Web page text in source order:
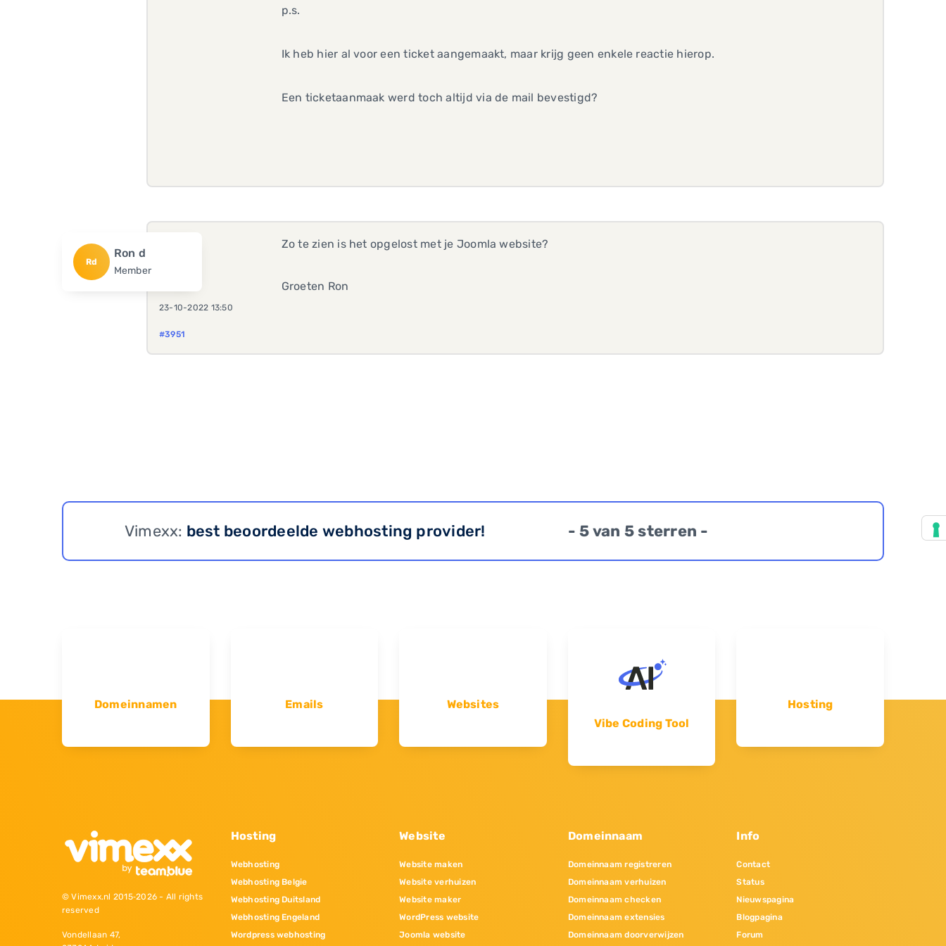
p.s.
Ik heb hier al voor een ticket aangemaakt, maar krijg geen enkele reactie hierop.
Een ticketaanmaak werd toch altijd via de mail bevestigd?
Rd
Ron d
Member
23-10-2022 13:50
#3951
Zo te zien is het opgelost met je Joomla website?
Groeten Ron
Vimexx: best beoordeelde webhosting provider! - 5 van 5 sterren -
Domeinnamen Emails
Websites
Vibe Coding Tool
Hosting
© Vimexx.nl 2015‐2026 - All rights
reserved
Vondellaan 47,
Hosting
Webhosting
Webhosting Belgie
Webhosting Duitsland
Webhosting Engeland
Wordpress webhosting
Website
Website maken
Website verhuizen
Website maker
WordPress website
Joomla website
Domeinnaam
Domeinnaam registreren
Domeinnaam verhuizen
Domeinnaam checken
Domeinnaam extensies
Domeinnaam doorverwijzen
Info
Contact
Status
Nieuwspagina
Blogpagina
Forum